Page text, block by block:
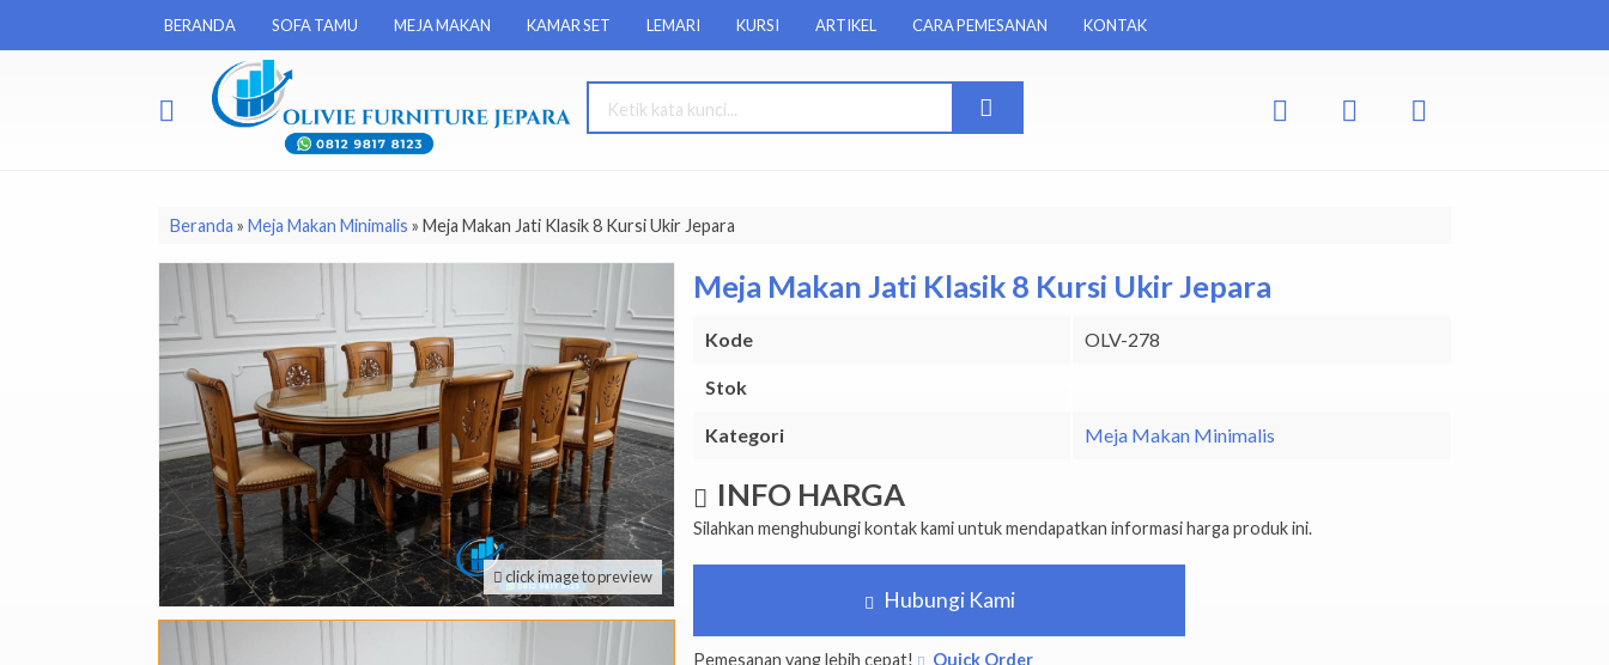
BERANDA SOFA TAMU MEJA MAKAN KAMAR SET LEMARI KURSI ARTIKEL CARA PEMESANAN KONTAK
Beranda » Meja Makan Minimalis » Meja Makan Jati Klasik 8 Kursi Ukir Jepara
click image to preview
Meja Makan Jati Klasik 8 Kursi Ukir Jepara
Kode OLV-278
Stok
Kategori Meja Makan Minimalis
INFO HARGA
Silahkan menghubungi kontak kami untuk mendapatkan informasi harga produk ini.
Hubungi Kami
Pemesanan yang lebih cepat! Quick Order